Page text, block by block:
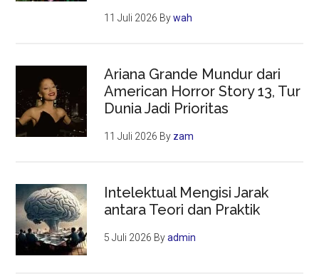
11 Juli 2026 Bywah
Ariana Grande Mundur dari
American Horror Story 13, Tur
Dunia Jadi Prioritas
11 Juli 2026 By zam
Intelektual Mengisi Jarak
antara Teori dan Praktik
5 Juli 2026 Byadmin